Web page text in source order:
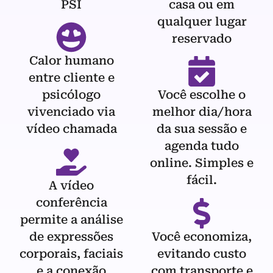
PSI
Calor humano
entre cliente e
psicólogo
vivenciado via
vídeo chamada
A vídeo
conferência
permite a análise
de expressões
corporais, faciais
casa ou em
qualquer lugar
reservado
Você escolhe o
melhor dia/hora
da sua sessão e
agenda tudo
online. Simples e
fácil.
Você economiza,
evitando custo